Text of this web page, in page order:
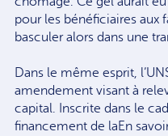
pour les bénéficiaires aux
basculer alors dans une
Dans le même esprit,
amendement visant à
capital. Inscrite dans le
financement de laEn